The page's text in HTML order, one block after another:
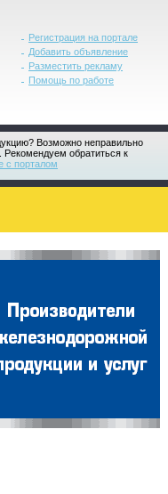
Регистрация на портале
Добавить объявление
Разместить рекламу
Помощь по работе
Возможно неправильно
обратиться к
с порталом